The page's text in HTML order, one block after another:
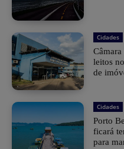
Cidades
leitos
de
Cidades
Porto
ficará
para